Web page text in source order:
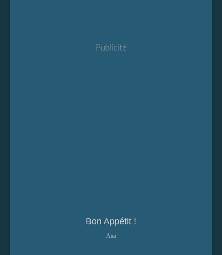
Publicité
Bon Appétit !
Ana